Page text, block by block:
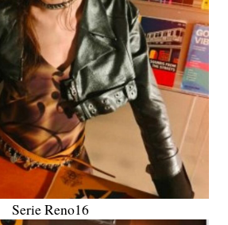
Serie Reno16